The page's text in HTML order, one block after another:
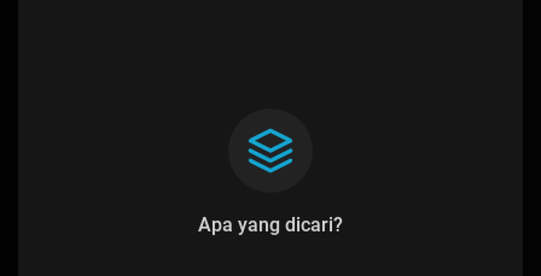
Apa yang dicari?